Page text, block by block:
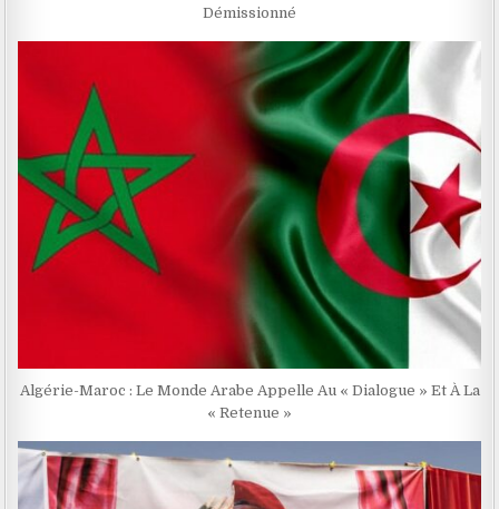
Démissionné
Algérie-Maroc : Le Monde Arabe Appelle Au « Dialogue » Et À La
« Retenue »